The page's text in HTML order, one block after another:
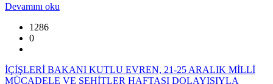
Devamını oku
1286
0
İÇİŞLERİ BAKANI KUTLU EVREN, 21-25 ARALIK MİLLİ
MÜCADELE VE ŞEHİTLER HAFTASI DOLAYISIYLA